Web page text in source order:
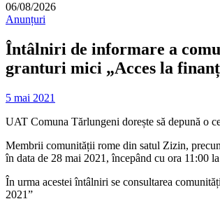
06/08/2026
Anunțuri
Întâlniri de informare a
granturi mici „Acces la
5 mai 2021
UAT Comuna Tărlungeni dorește să depună o
Membrii comunității rome din satul Zizin,
în data de 28 mai 2021, începând cu ora 11:00
În urma acestei întâlniri se consultarea
2021”